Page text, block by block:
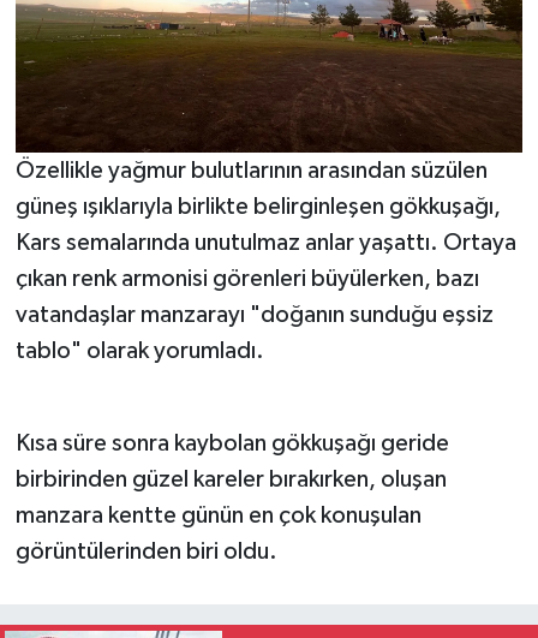
Özellikle yağmur bulutlarının arasından süzülen
güneş ışıklarıyla birlikte belirginleşen gökkuşağı,
Kars semalarında unutulmaz anlar yaşattı. Ortaya
çıkan renk armonisi görenleri büyülerken, bazı
vatandaşlar manzarayı "doğanın sunduğu eşsiz
tablo" olarak yorumladı.
Kısa süre sonra kaybolan gökkuşağı geride
birbirinden güzel kareler bırakırken, oluşan
manzara kentte günün en çok konuşulan
görüntülerinden biri oldu.